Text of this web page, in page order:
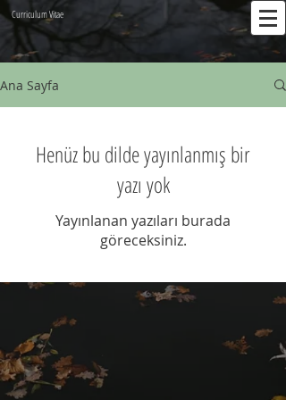
Curriculum Vitae
Ana Sayfa
Henüz bu dilde yayınlanmış bir
yazı yok
Yayınlanan yazıları burada
göreceksiniz.